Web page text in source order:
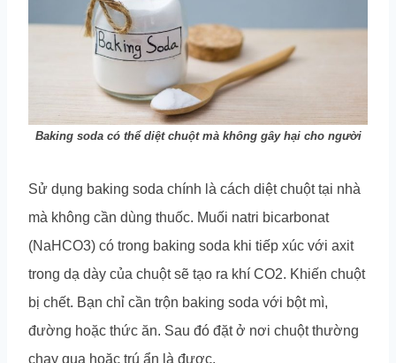
Baking soda có thể diệt chuột mà không gây hại cho người
Sử dụng baking soda chính là cách diệt chuột tại nhà
mà không cần dùng thuốc. Muối natri bicarbonat
(NaHCO3) có trong baking soda khi tiếp xúc với axit
trong dạ dày của chuột sẽ tạo ra khí CO2. Khiến chuột
bị chết. Bạn chỉ cần trộn baking soda với bột mì,
đường hoặc thức ăn. Sau đó đặt ở nơi chuột thường
chạy qua hoặc trú ẩn là được.